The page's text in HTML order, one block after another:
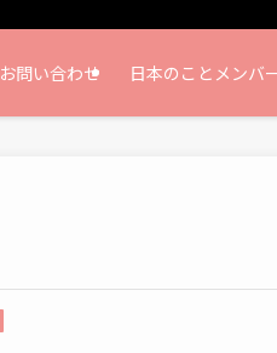
お問い合わせ 日本のことメンバ